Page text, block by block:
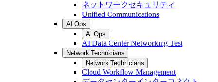
ネットワークセキュリティ
Unified Communications
AI Ops
AI Ops
AI Data Center Networking Test
Network Technicians
Network Technicians
Cloud Workflow Management